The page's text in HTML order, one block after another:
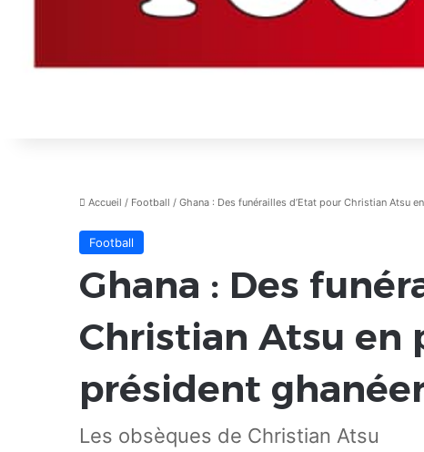
Accueil / Football / Ghana : Des funérailles d’Etat pour Christian Atsu
Football
Ghana : Des
Christian Atsu en
président
Les obsèques de Christian Atsu